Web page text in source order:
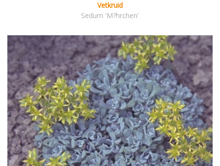
Vetkruid
Sedum 'M?hrchen'